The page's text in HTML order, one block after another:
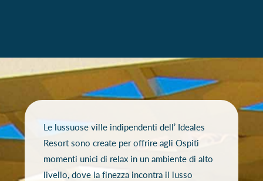
Le lussuose ville indipendenti dell’ Ideales
Resort sono create per offrire agli Ospiti
momenti unici di relax in un ambiente di alto
livello, dove la finezza incontra il lusso